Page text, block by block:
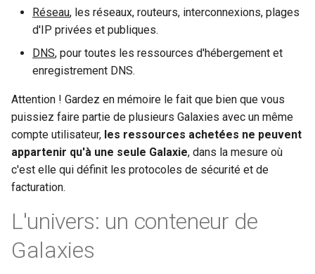
Réseau, les réseaux, routeurs, interconnexions, plages
d'IP privées et publiques.
DNS, pour toutes les ressources d'hébergement et
enregistrement DNS.
Attention ! Gardez en mémoire le fait que bien que vous
puissiez faire partie de plusieurs Galaxies avec un même
compte utilisateur, les ressources achetées ne peuvent
appartenir qu'à une seule Galaxie, dans la mesure où
c'est elle qui définit les protocoles de sécurité et de
facturation.
L'univers: un conteneur de
Galaxies